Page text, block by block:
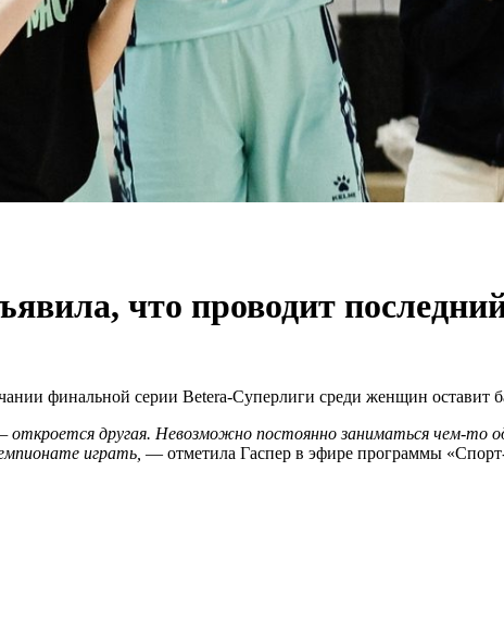
что проводит
финальной серии Betera-Суперлиги среди женщин оставит
откроется другая. Невозможно постоянно заниматься чем-
играть, — отметила Гаспер в эфире программы «Спорт-